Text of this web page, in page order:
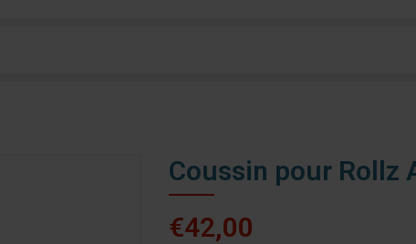
Coussin pour Rollz
€42,00